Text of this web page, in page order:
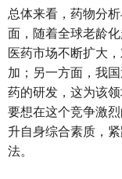
总体来看，药物分
面，随着全球老龄
医药市场不断扩大
加；另一方面，我
药的研发，这为该
要想在这个竞争激
升自身综合素质，
法。